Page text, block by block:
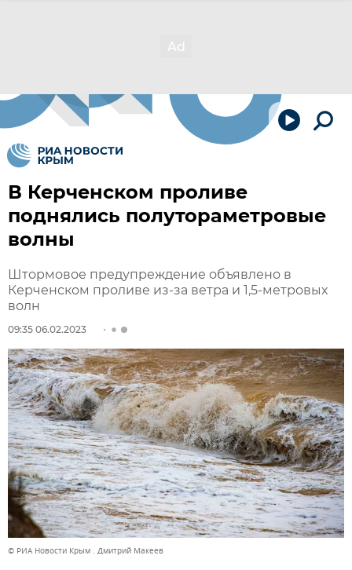
В Керченском проливе
поднялись полутораметровые
волны
Штормовое предупреждение объявлено в
Керченском проливе из-за ветра и 1,5-метровых
волн
09:35 06.02.2023
© РИА Новости Крым . Дмитрий Макеев